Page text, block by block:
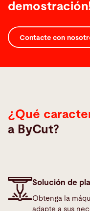
Contacte con
¿Qué
a ByCut?
Solución de
Obtenga la
adapte a sus